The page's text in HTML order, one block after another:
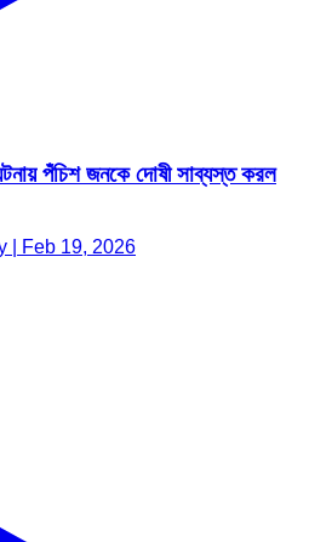
পঁচিশ জনকে দোষী সাব্যস্ত করল
| Feb 19, 2026